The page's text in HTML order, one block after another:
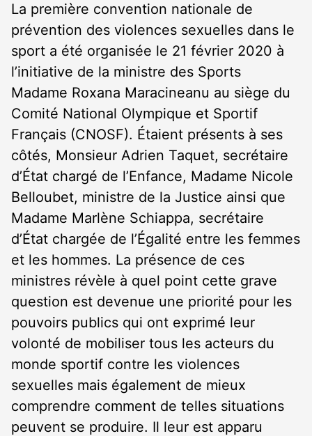
La première convention nationale de
prévention des violences sexuelles dans le
sport a été organisée le 21 février 2020 à
l’initiative de la ministre des Sports
Madame Roxana Maracineanu au siège du
Comité National Olympique et Sportif
Français (CNOSF). Étaient présents à ses
côtés, Monsieur Adrien Taquet, secrétaire
d’État chargé de l’Enfance, Madame Nicole
Belloubet, ministre de la Justice ainsi que
Madame Marlène Schiappa, secrétaire
d’État chargée de l’Égalité entre les femmes
et les hommes. La présence de ces
ministres révèle à quel point cette grave
question est devenue une priorité pour les
pouvoirs publics qui ont exprimé leur
volonté de mobiliser tous les acteurs du
monde sportif contre les violences
sexuelles mais également de mieux
comprendre comment de telles situations
peuvent se produire. Il leur est apparu